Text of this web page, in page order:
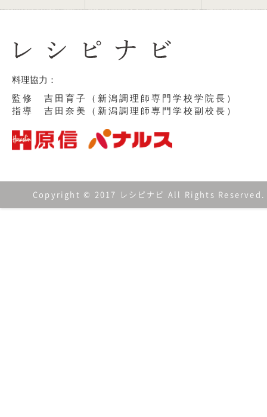
料理協力：
監修 吉田育子（新潟調理師専門学校学院長）
指導 吉田奈美（新潟調理師専門学校副校長）
Copyright © 2017 レシピナビ All Rights Reserved.